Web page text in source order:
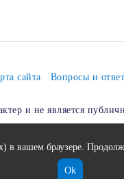
сайта Вопросы и
и не является
браузере.
Ok